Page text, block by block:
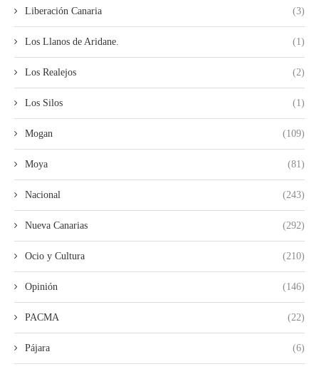
Liberación Canaria (3)
Los Llanos de Aridane. (1)
Los Realejos (2)
Los Silos (1)
Mogan (109)
Moya (81)
Nacional (243)
Nueva Canarias (292)
Ocio y Cultura (210)
Opinión (146)
PACMA (22)
Pájara (6)